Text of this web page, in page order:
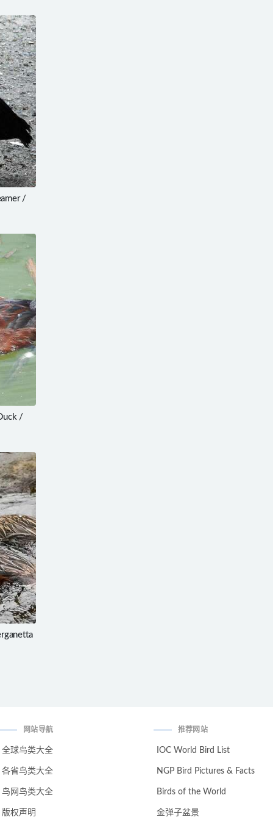
/
/
网站导航
全球鸟类大全
各省鸟类大全
鸟网鸟类大全
版权声明
推荐网站
IOC World Bird List
NGP Bird Pictures & Facts
Birds of the World
金弹子盆景